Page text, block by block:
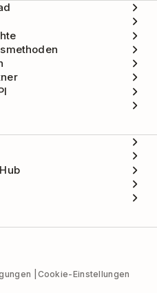
Cookie-Einstellungen